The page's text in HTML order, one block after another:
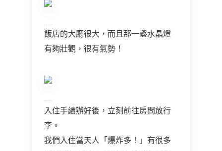
飯店的大廳很大，而且那一盞水晶燈
有夠壯觀，很有氣勢！
入住手續辦好後，立刻前往房間放行
李。
我們入住當天人「爆炸多！」有很多